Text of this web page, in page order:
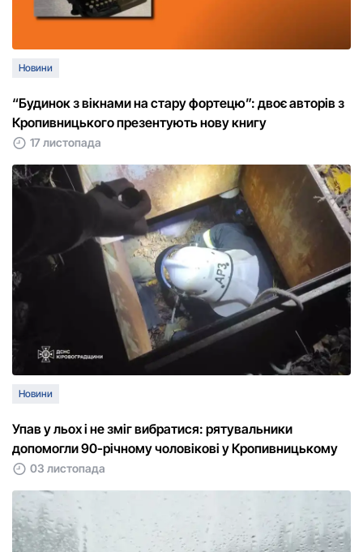
Новини
“Будинок з вікнами на стару фортецю”: двоє авторів з
Кропивницького презентують нову книгу
17 листопада
Новини
Упав у льох і не зміг вибратися: рятувальники
допомогли 90-річному чоловікові у Кропивницькому
03 листопада